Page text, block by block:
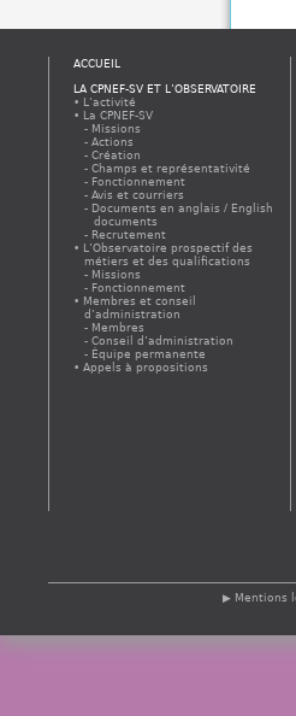
ACCUEIL
LA CPNEF-SV ET L’OBSERVATOIRE
L’activité
La CPNEF-SV
Missions
Actions
Création
Champs et représentativité
Fonctionnement
Avis et courriers
Documents en anglais / English
documents
Recrutement
L’Observatoire prospectif des
métiers et des qualifications
Missions
Fonctionnement
Membres et conseil
d’administration
Membres
Conseil d’administration
Équipe permanente
Appels à propositions
Mentions